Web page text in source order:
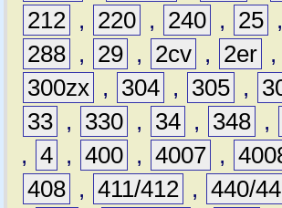
212 , 220 , 240 , 25 ,
288 , 29 , 2cv , 2er ,
300zx , 304 , 305 ,
33 , 330 , 34 , 348 ,
, 4 , 400 , 4007 ,
408 , 411/412 , 440/